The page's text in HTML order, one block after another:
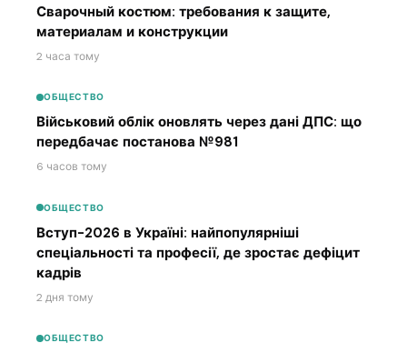
Сварочный костюм: требования к защите,
материалам и конструкции
2 часа тому
ОБЩЕСТВО
Військовий облік оновлять через дані ДПС: що
передбачає постанова №981
6 часов тому
ОБЩЕСТВО
Вступ-2026 в Україні: найпопулярніші
спеціальності та професії, де зростає дефіцит
кадрів
2 дня тому
ОБЩЕСТВО